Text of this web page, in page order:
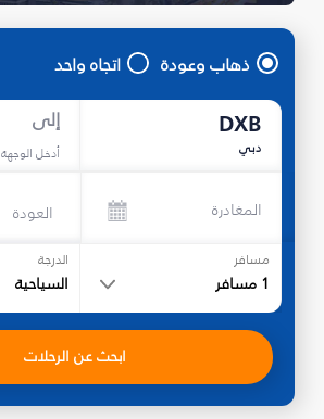
ذهاب وعودة اتجاه واحد
DXB
دبي
إلى
أدخل الوجهة
المغادرة العودة
مسافر
1 مسافر
الدرجة
السياحية
ابحث عن الرحلات